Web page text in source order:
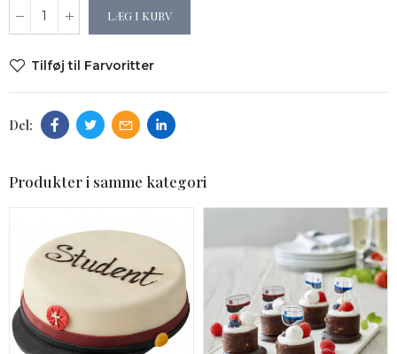
LÆG I KURV
Tilføj til Farvoritter
Produkter i samme kategori